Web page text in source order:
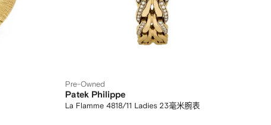
Pre-Owned
Patek Philippe
La Flamme 4818/11 Ladies 23毫米腕表